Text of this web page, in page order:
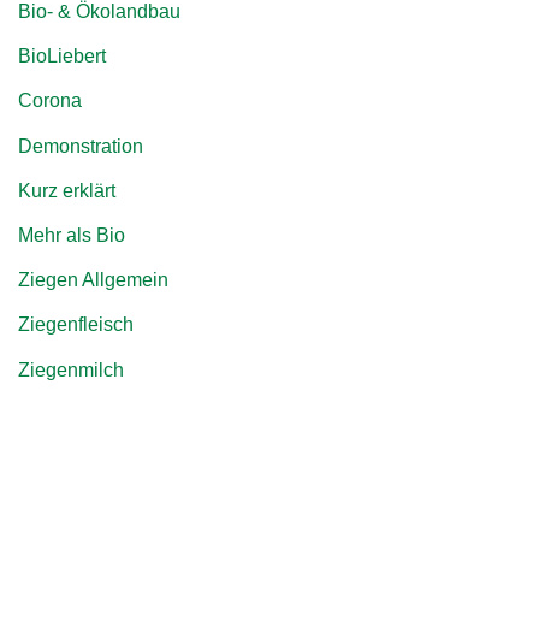
Bio- & Ökolandbau
BioLiebert
Corona
Demonstration
Kurz erklärt
Mehr als Bio
Ziegen Allgemein
Ziegenfleisch
Ziegenmilch